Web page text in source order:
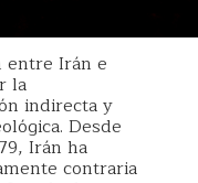
entre Irán e
la
indirecta y
Desde
Irán ha
contraria